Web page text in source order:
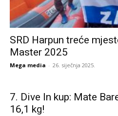
SRD Harpun treće
Master 2025
Mega media - 26. siječnja 2025.
7. Dive In kup: Mate
16,1 kg!